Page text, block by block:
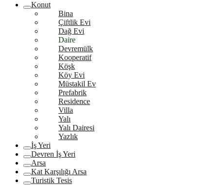
Konut
Bina
Çiftlik Evi
Dağ Evi
Daire
Devremülk
Kooperatif
Köşk
Köy Evi
Müstakil Ev
Prefabrik
Residence
Villa
Yalı
Yalı Dairesi
Yazlık
İş Yeri
Devren İş Yeri
Arsa
Kat Karşılığı Arsa
Turistik Tesis